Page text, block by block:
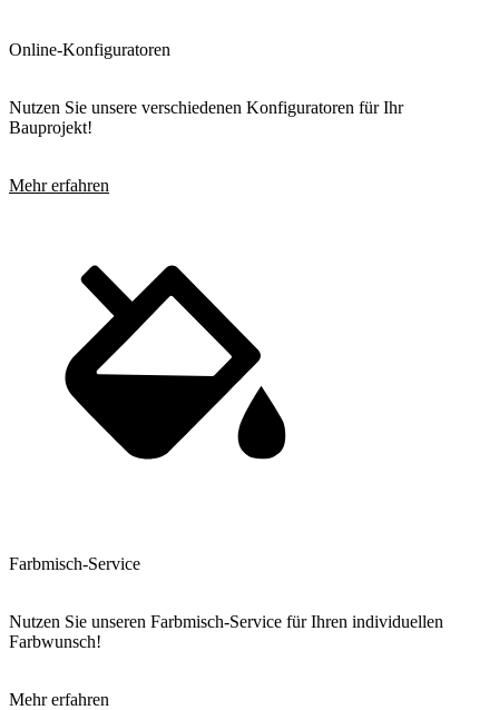
Online-Konfiguratoren
Nutzen Sie unsere verschiedenen Konfiguratoren für Ihr
Bauprojekt!
Mehr erfahren
Farbmisch-Service
Nutzen Sie unseren Farbmisch-Service für Ihren individuellen
Farbwunsch!
Mehr erfahren